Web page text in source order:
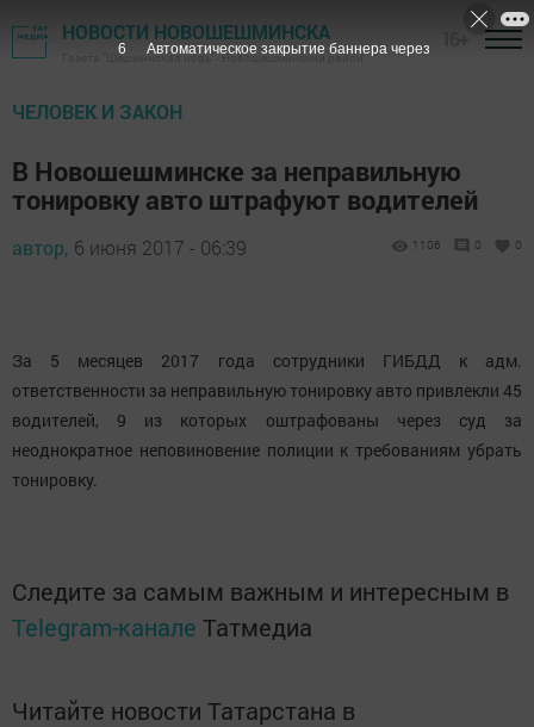
НОВОСТИ НОВОШЕШМИНСКА
Газета "Шешминская новь" - Новошешминский район
ЧЕЛОВЕК И ЗАКОН
В Новошешминске за неправильную
тонировку авто штрафуют водителей
автор, 6 июня 2017 - 06:39 1106 0 0
За 5 месяцев 2017 года сотрудники ГИБДД к адм.
ответственности за неправильную тонировку авто привлекли 45
водителей, 9 из которых оштрафованы через суд за
неоднократное неповиновение полиции к требованиям убрать
тонировку.
Следите за самым важным и интересным в
Telegram-канале Татмедиа
Читайте новости Татарстана в
5 Автоматическое закрытие баннера через